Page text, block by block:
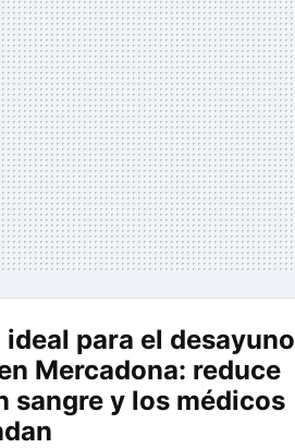
para el desayuno
Mercadona: reduce
sangre y los médicos